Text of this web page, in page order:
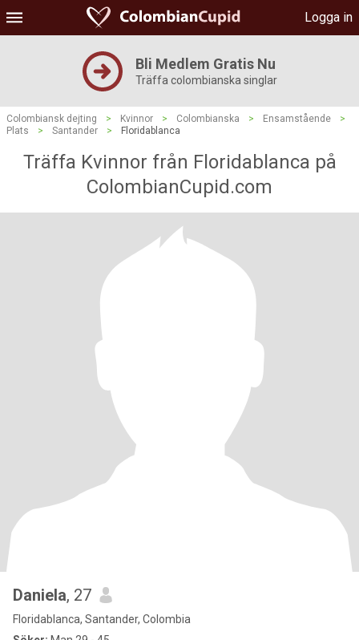
Logga in
Bli Medlem Gratis Nu
Träffa colombianska singlar
Colombiansk dejting > Kvinnor > Colombianska > Ensamstående
>
Plats
> Santander > Floridablanca
Träffa Kvinnor från Floridablanca på
ColombianCupid.com
Daniela, 27
Floridablanca, Santander, Colombia